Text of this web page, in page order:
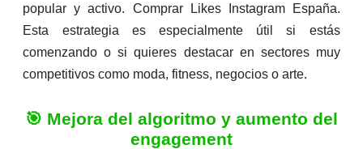
popular y activo. Comprar Likes Instagram España.
Esta estrategia es especialmente útil si estás
comenzando o si quieres destacar en sectores muy
competitivos como moda, fitness, negocios o arte.
🎯 Mejora del algoritmo y aumento del
engagement